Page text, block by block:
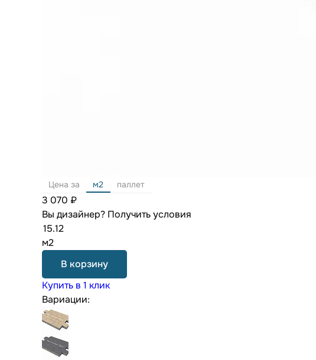
Цена за м2 паллет
3 070 ₽
Вы дизайнер? Получить условия
м2
В корзину
Купить в 1 клик
Вариации: